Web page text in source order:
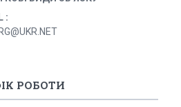
РОБОТИ